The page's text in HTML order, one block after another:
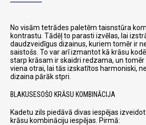
No visām tetrādes paletēm taisnstūra
kontrastu. Tādēļ to parasti izvēlas, lai
daudzveidīgus dizainus, kuriem tomēr ir
saistošs. To var arī izmantot kā krāsu
starp krāsam ir skaidri redzama, un
viena otrai, lai tās izskatītos harmoniski,
dizaina pārāk stpri.
BLAKUSESOŠO KRĀSU KOMBINĀCIJA
Kadetu zils piedāvā divas iespējas
krāsu kombināciju iespējas. Pirmā: